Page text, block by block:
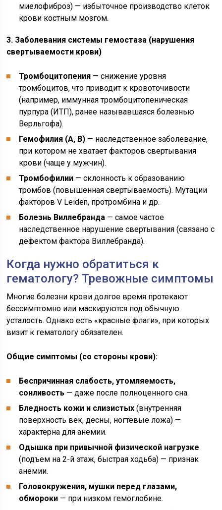
миелофиброз) — избыточное производство клеток
крови костным мозгом.
3. Заболевания системы гемостаза (нарушения
свертываемости крови)
Тромбоцитопения — снижение уровня
тромбоцитов, что приводит к кровоточивости
(например, иммунная тромбоцитопеническая
пурпура (ИТП), ранее называвшаяся болезнью
Верльгофа).
Гемофилия (А, В) — наследственное заболевание,
при котором не хватает факторов свертывания
крови (чаще у мужчин).
Тромбофилии — склонность к образованию
тромбов (повышенная свертываемость). Мутации
факторов V Leiden, протромбина и др.
Болезнь Виллебранда — самое частое
наследственное нарушение свертывания (связано с
дефектом фактора Виллебранда).
Когда нужно обратиться к
гематологу? Тревожные симптомы
Многие болезни крови долгое время протекают
бессимптомно или маскируются под обычную
усталость. Однако есть «красные флаги», при которых
визит к гематологу обязателен.
Общие симптомы (со стороны крови):
Беспричинная слабость, утомляемость,
сонливость — даже после полноценного сна.
Бледность кожи и слизистых (внутренняя
поверхность век, десны, ногтевые ложа) —
характерна для анемии.
Одышка при привычной физической нагрузке
(подъем на 2-й этаж, быстрая ходьба) — признак
анемии.
Головокружения, мушки перед глазами,
обмороки — при низком гемоглобине.